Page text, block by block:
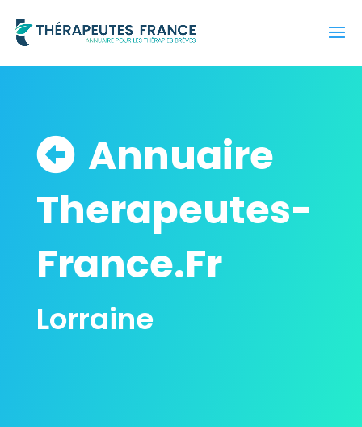
Annuaire
Therapeutes-
France.Fr
Lorraine